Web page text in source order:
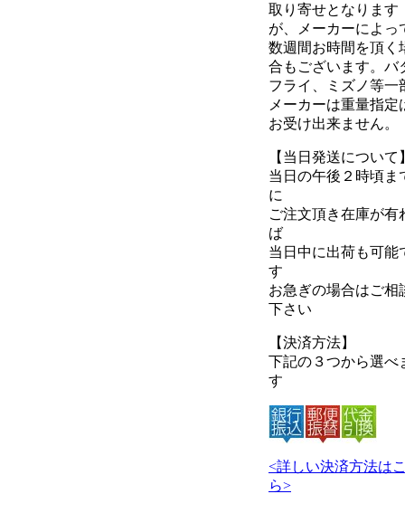
取り寄せとなります
が、メーカーによっ
数週間お時間を頂く
合もございます。バ
フライ、ミズノ等一
メーカーは重量指定
お受け出来ません。
【当日発送について】
当日の午後２時頃ま
に
ご注文頂き在庫が有
ば
当日中に出荷も可能
す
お急ぎの場合はご相
下さい
【決済方法】
下記の３つから選べ
す
<詳しい決済方法は
ら>